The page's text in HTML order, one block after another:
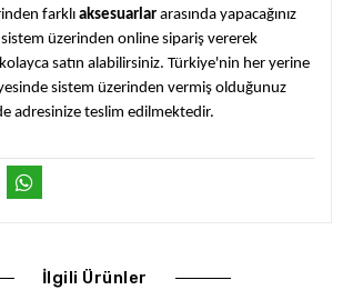
farklı aksesuarlar arasında yapacağınız
üzerinden online sipariş vererek
satın alabilirsiniz. Türkiye'nin her yerine
sistem üzerinden vermiş olduğunuz
adresinize teslim edilmektedir.
İlgili Ürünler